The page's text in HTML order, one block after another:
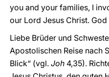
you and your families, I
our Lord Jesus Christ.
Liebe Brüder und
Apostolischen Reise nach
Blick“ (vgl. Joh 4,35).